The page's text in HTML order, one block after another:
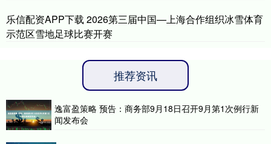
乐信配资APP下载 2026第三届中国—上海合作组织冰雪体育
示范区雪地足球比赛开赛
推荐资讯
逸富盈策略 预告：商务部9月18日召开9月第1次例行新
闻发布会